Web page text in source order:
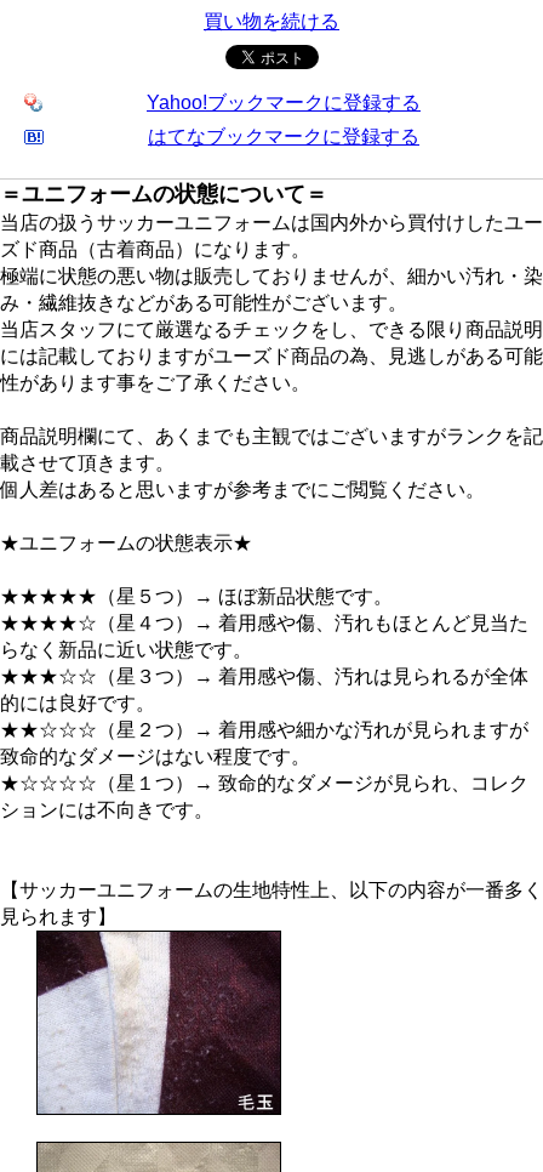
買い物を続ける
Yahoo!ブックマークに登録する
はてなブックマークに登録する
＝ユニフォームの状態について＝
当店の扱うサッカーユニフォームは国内外から買付けしたユー
ズド商品（古着商品）になります。
極端に状態の悪い物は販売しておりませんが、細かい汚れ・染
み・繊維抜きなどがある可能性がございます。
当店スタッフにて厳選なるチェックをし、できる限り商品説明
には記載しておりますがユーズド商品の為、見逃しがある可能
性があります事をご了承ください。
商品説明欄にて、あくまでも主観ではございますがランクを記
載させて頂きます。
個人差はあると思いますが参考までにご閲覧ください。
★ユニフォームの状態表示★
★★★★★（星５つ）→ ほぼ新品状態です。
★★★★☆（星４つ）→ 着用感や傷、汚れもほとんど見当た
らなく新品に近い状態です。
★★★☆☆（星３つ）→ 着用感や傷、汚れは見られるが全体
的には良好です。
★★☆☆☆（星２つ）→ 着用感や細かな汚れが見られますが
致命的なダメージはない程度です。
★☆☆☆☆（星１つ）→ 致命的なダメージが見られ、コレク
ションには不向きです。
【サッカーユニフォームの生地特性上、以下の内容が一番多く
見られます】